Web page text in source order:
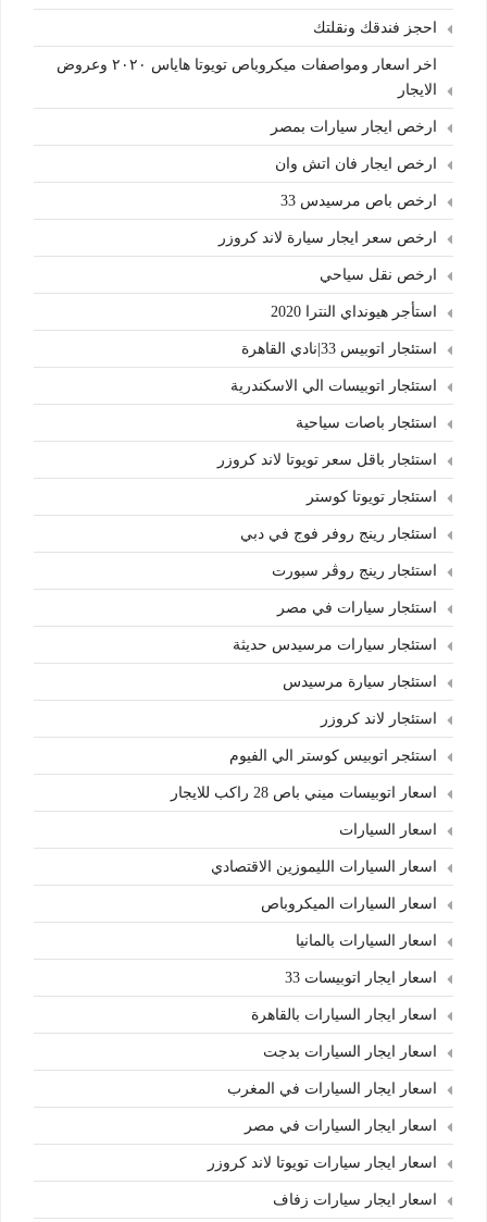
احجز فندقك ونقلتك
اخر اسعار ومواصفات ميكروباص تويوتا هاياس ٢٠٢٠ وعروض
الايجار
ارخص ايجار سيارات بمصر
ارخص ايجار فان اتش وان
ارخص باص مرسيدس 33
ارخص سعر ايجار سيارة لاند كروزر
ارخص نقل سياحي
استأجر هيونداي النترا 2020
استئجار اتوبيس 33|نادي القاهرة
استئجار اتوبيسات الي الاسكندرية
استئجار باصات سياحية
استئجار باقل سعر تويوتا لاند كروزر
استئجار تويوتا كوستر
استئجار رينج روفر فوج في دبي
استئجار رينج روڤر سبورت
استئجار سيارات في مصر
استئجار سيارات مرسيدس حديثة
استئجار سيارة مرسيدس
استئجار لاند كروزر
استئجر اتوبيس كوستر الي الفيوم
اسعار اتوبيسات ميني باص 28 راكب للايجار
اسعار السيارات
اسعار السيارات الليموزين الاقتصادي
اسعار السيارات الميكروباص
اسعار السيارات بالمانيا
اسعار ايجار اتوبيسات 33
اسعار ايجار السيارات بالقاهرة
اسعار ايجار السيارات بدجت
اسعار ايجار السيارات في المغرب
اسعار ايجار السيارات في مصر
اسعار ايجار سيارات تويوتا لاند كروزر
اسعار ايجار سيارات زفاف